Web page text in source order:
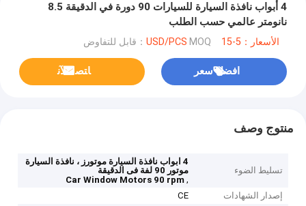
4 أبواب نافذة السيارة للسيارات 90 دورة في الدقيقة 8.5
نانومتر عالمي حسب الطلب
الأسعار：5-15 USD/PCS MOQ：قابل للتفاوض
افضل سعر ﺎﺘﺼﻟ ﺍﻶﻧ
منتوج وصف
تسليط الضوء
4 ابواب نافذة السيارة موتورز ، نافذة السيارة
موتور 90 لفة فى الدقيقة
,
Car Window Motors 90 rpm
إصدار الشهادات
CE